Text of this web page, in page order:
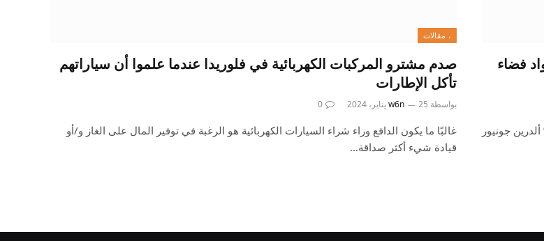
فضاء
​​ألدرين جونيور
، مقالات
صدم مشترو المركبات الكهربائية في فلوريدا عندما علموا أن سياراتهم
تأكل الإطارات
بواسطة w6n 25 يناير، 2024 0
غالبًا ما يكون الدافع وراء شراء السيارات الكهربائية هو الرغبة في توفير المال على الغاز و/أو
قيادة شيء أكثر صداقة…